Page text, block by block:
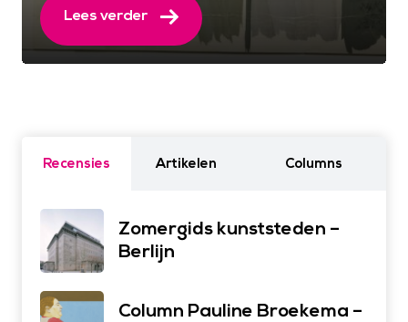
Lees verder
Recensies Artikelen Columns
Zomergids kunststeden –
Berlijn
Column Pauline Broekema –